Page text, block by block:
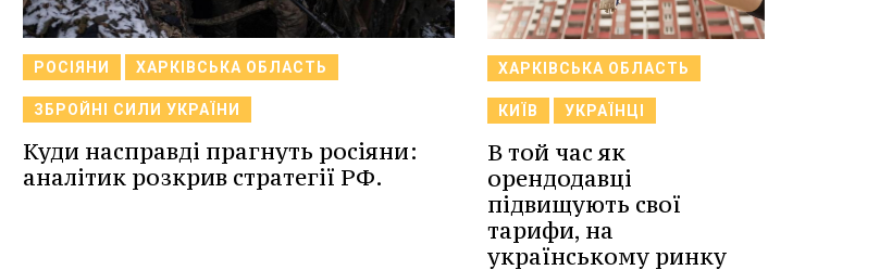
РОСІЯНИ ХАРКІВСЬКА ОБЛАСТЬ
ЗБРОЙНІ СИЛИ УКРАЇНИ
Куди насправді прагнуть росіяни:
аналітик розкрив стратегії РФ.
ХАРКІВСЬКА ОБЛАСТЬ
КИЇВ УКРАЇНЦІ
В той час як
орендодавці
підвищують свої
тарифи, на
українському ринку